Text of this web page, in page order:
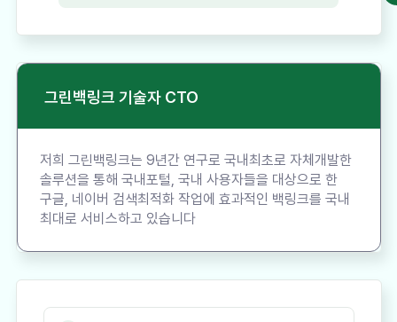
그린백링크 기술자 CTO
저희 그린백링크는 9년간 연구로 국내최초로 자체개발한
솔루션을 통해 국내포털, 국내 사용자들을 대상으로 한
구글, 네이버 검색최적화 작업에 효과적인 백링크를 국내
최대로 서비스하고 있습니다